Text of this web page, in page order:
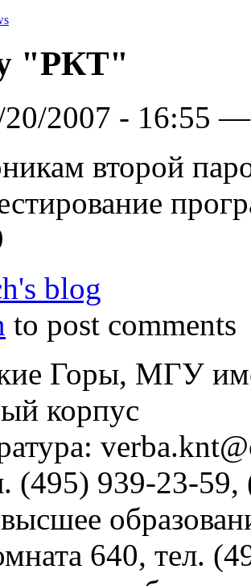
"РКТ"
2007 - 16:55
второй
blog
to post comments
Горы, МГУ
корпус
(495) 939-23-
640, тел.